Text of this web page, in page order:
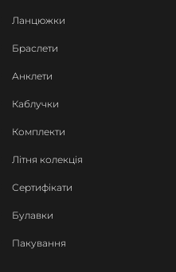
Ланцюжки
Браслети
Анклети
Каблучки
Комплекти
Літня колекція
Сертифікати
Булавки
Пакування